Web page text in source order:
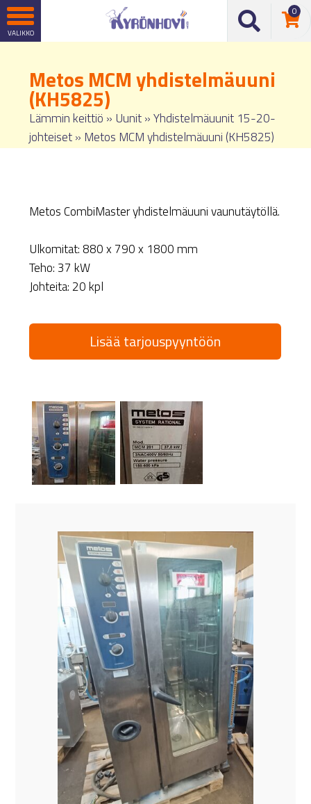
0
Metos MCM yhdistelmäuuni
(KH5825)
Lämmin keittiö » Uunit»Yhdistelmäuunit 15-20-
johteiset» Metos MCM yhdistelmäuuni (KH5825)
Metos CombiMaster yhdistelmäuuni vaunutäytöllä.
Ulkomitat: 880 x 790 x 1800 mm
Teho: 37 kW
Johteita: 20 kpl
Lisää tarjouspyyntöön